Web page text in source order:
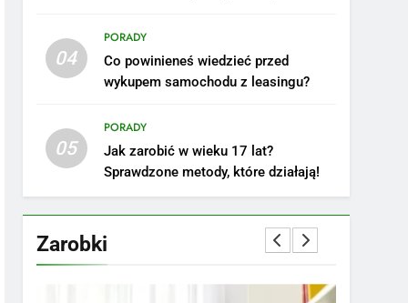
04
PORADY
Co powinieneś wiedzieć przed
wykupem samochodu z leasingu?
05
PORADY
Jak zarobić w wieku 17 lat?
Sprawdzone metody, które działają!
Zarobki
na tym stanowisku
ZAROBKI
szkole: pomysły i